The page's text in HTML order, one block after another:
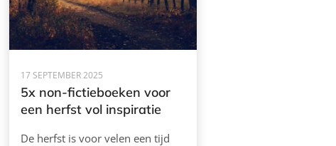
17 SEPTEMBER 2025
5x non-fictieboeken voor
een herfst vol inspiratie
De herfst is voor velen een tijd